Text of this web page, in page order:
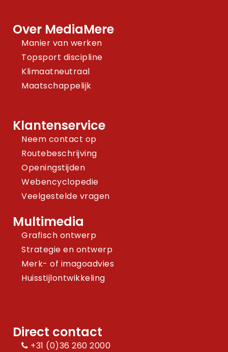
Over MediaMere
Manier van werken
Topsport discipline
Klimaatneutraal
Maatschappelijk
Klantenservice
Neem contact op
Routebeschrijving
Openingstijden
Webencyclopedie
Veelgestelde vragen
Multimedia
Grafisch ontwerp
Strategie en ontwerp
Merk- of imagoadvies
Huisstijlontwikkeling
Direct contact
+31 (0)36 260 2000